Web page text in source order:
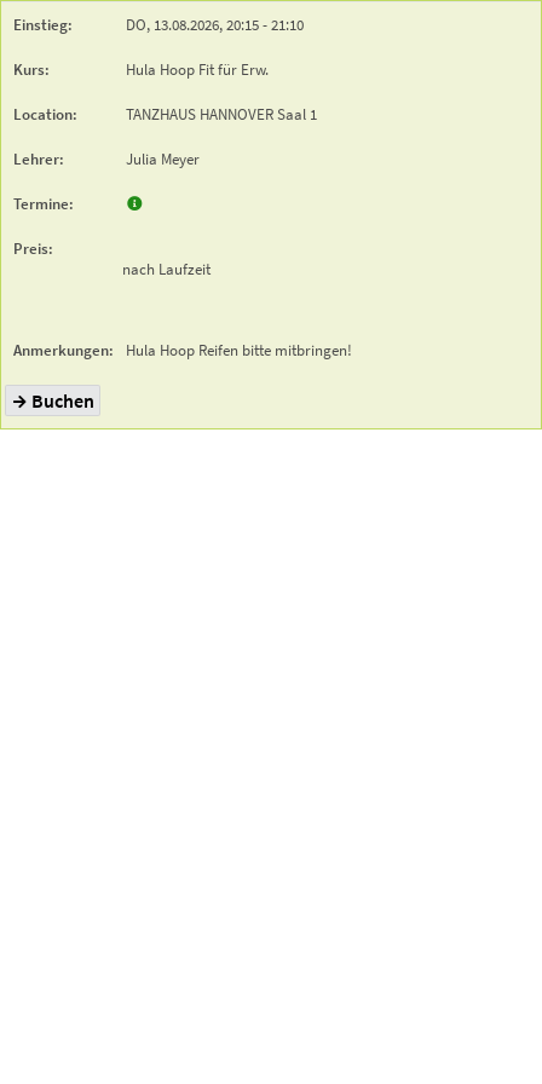
DO, 13.08.2026, 20:15 - 21:10
Hula Hoop Fit für Erw.
TANZHAUS HANNOVER Saal 1
Julia Meyer
nach Laufzeit
Hula Hoop Reifen bitte mitbringen!
Buchen